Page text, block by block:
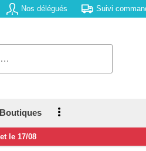
Nos délégués Suivi
le 17/08